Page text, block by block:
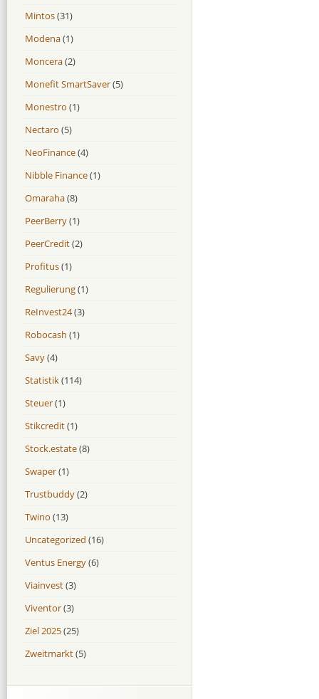
Mintos(31)
Modena(1)
Moncera(2)
Monefit SmartSaver(5)
Monestro (1)
Nectaro (5)
NeoFinance(4)
Nibble Finance(1)
Omaraha(8)
PeerBerry(1)
PeerCredit(2)
Profitus(1)
Regulierung(1)
ReInvest24(3)
Robocash (1)
Savy(4)
Statistik(114)
Steuer(1)
Stikcredit(1)
Stock.estate(8)
Swaper(1)
Trustbuddy(2)
Twino (13)
Uncategorized (16)
Ventus Energy(6)
Viainvest(3)
Viventor(3)
Ziel 2025(25)
Zweitmarkt(5)